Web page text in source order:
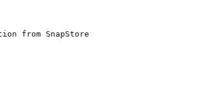
/ 15432MiB
from SnapStore